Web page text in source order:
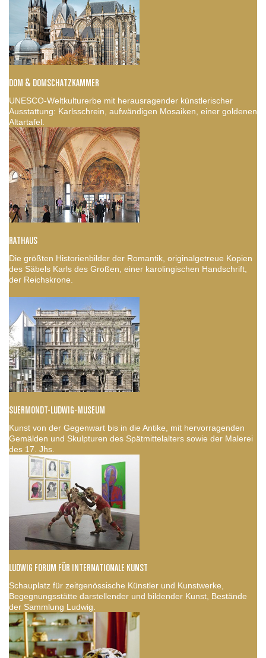
DOM & DOMSCHATZKAMMER
UNESCO-Weltkulturerbe mit herausragender künstlerischer
Ausstattung: Karlsschrein, aufwändigen Mosaiken, einer goldenen
Altartafel.
RATHAUS
Die größten Historienbilder der Romantik, originalgetreue Kopien
des Säbels Karls des Großen, einer karolingischen Handschrift,
der Reichskrone.
SUERMONDT-LUDWIG-MUSEUM
Kunst von der Gegenwart bis in die Antike, mit hervorragenden
Gemälden und Skulpturen des Spätmittelalters sowie der Malerei
des 17. Jhs.
LUDWIG FORUM FÜR INTERNATIONALE KUNST
Schauplatz für zeitgenössische Künstler und Kunstwerke,
Begegnungsstätte darstellender und bildender Kunst, Bestände
der Sammlung Ludwig.